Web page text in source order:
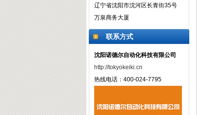
辽宁省沈阳市沈河区长青街35号
万泉商务大厦
联系方式
沈阳诺德尔自动化科技有限公司
http://tokyokeiki.cn
热线电话：400-024-7795